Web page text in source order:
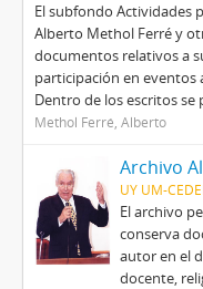
El subfondo Actividades
Alberto Methol Ferré y
documentos relativos a
participación en eventos
Dentro de los escritos
Methol Ferré, Alberto
Archivo
UY UM-
El archivo
conserva
autor en el
docente,